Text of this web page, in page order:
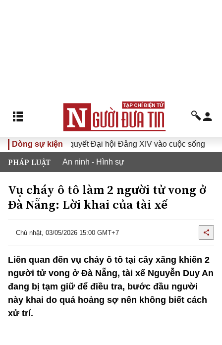
Dòng sự kiện
Đưa Nghị quyết Đại hội Đảng XIV vào cuộc sống
PHÁP LUẬT An ninh - Hình sự
Vụ cháy ô tô làm 2 người tử vong ở
Đà Nẵng: Lời khai của tài xế
Chủ nhật, 03/05/2026 15:00 GMT+7
Liên quan đến vụ cháy ô tô tại cây xăng khiến 2
người tử vong ở Đà Nẵng, tài xế Nguyễn Duy An
đang bị tạm giữ để điều tra, bước đầu người
này khai do quá hoảng sợ nên không biết cách
xử trí.